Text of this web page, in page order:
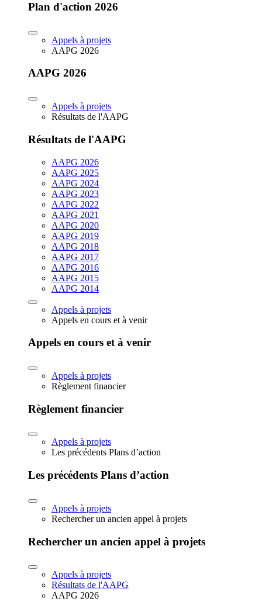
Plan d'action 2026
Appels à projets
AAPG 2026
AAPG 2026
Appels à projets
Résultats de l'AAPG
Résultats de l'AAPG
AAPG 2026
AAPG 2025
AAPG 2024
AAPG 2023
AAPG 2022
AAPG 2021
AAPG 2020
AAPG 2019
AAPG 2018
AAPG 2017
AAPG 2016
AAPG 2015
AAPG 2014
Appels à projets
Appels en cours et à venir
Appels en cours et à venir
Appels à projets
Règlement financier
Règlement financier
Appels à projets
Les précédents Plans d’action
Les précédents Plans d’action
Appels à projets
Rechercher un ancien appel à projets
Rechercher un ancien appel à projets
Appels à projets
Résultats de l'AAPG
AAPG 2026